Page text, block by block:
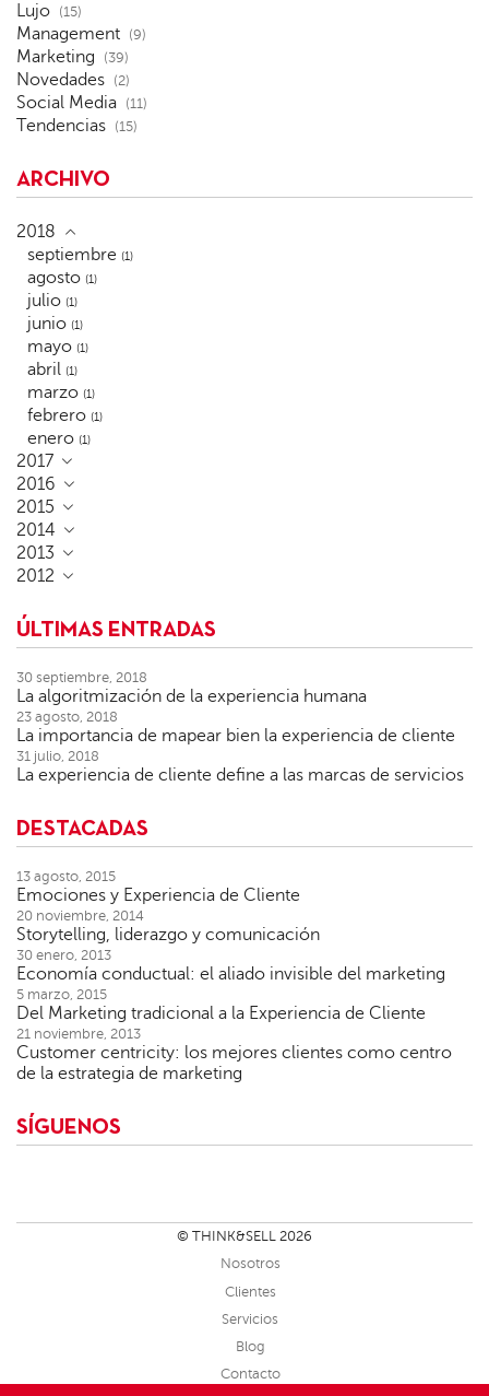
Lujo (15)
Management (9)
Marketing (39)
Novedades (2)
Social Media (11)
Tendencias (15)
ARCHIVO
2018
septiembre (1)
agosto (1)
julio (1)
junio (1)
mayo (1)
abril (1)
marzo (1)
febrero (1)
enero (1)
2017
2016
2015
2014
2013
2012
ÚLTIMAS ENTRADAS
30 septiembre, 2018
La algoritmización de la experiencia humana
23 agosto, 2018
La importancia de mapear bien la experiencia de cliente
31 julio, 2018
La experiencia de cliente define a las marcas de servicios
DESTACADAS
13 agosto, 2015
Emociones y Experiencia de Cliente
20 noviembre, 2014
Storytelling, liderazgo y comunicación
30 enero, 2013
Economía conductual: el aliado invisible del marketing
5 marzo, 2015
Del Marketing tradicional a la Experiencia de Cliente
21 noviembre, 2013
Customer centricity: los mejores clientes como centro
de la estrategia de marketing
SÍGUENOS
© THINK&SELL 2026
Nosotros
Clientes
Servicios
Blog
Contacto